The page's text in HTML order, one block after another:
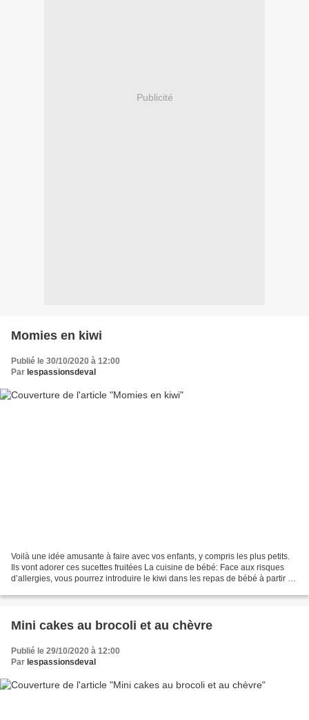
Publicité
Momies en kiwi
Publié le 30/10/2020 à 12:00
Par lespassionsdeval
Voilà une idée amusante à faire avec vos enfants, y compris les plus petits.
Ils vont adorer ces sucettes fruitées La cuisine de bébé: Face aux risques
d’allergies, vous pourrez introduire le kiwi dans les repas de bébé à partir de
Mini cakes au brocoli et au chèvre
Publié le 29/10/2020 à 12:00
Par lespassionsdeval